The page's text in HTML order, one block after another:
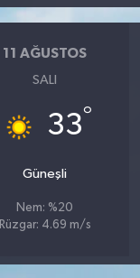
11 AĞUSTOS
SALI
33°
Güneşli
Nem: %20
Rüzgar: 4.69 m/s